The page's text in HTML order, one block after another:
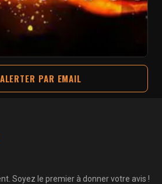
PAR EMAIL
Soyez le premier à donner votre avis !